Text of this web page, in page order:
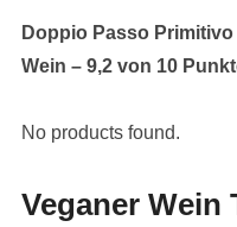
Doppio Passo
Wein – 9,2 von 10
No products found.
Veganer Wein